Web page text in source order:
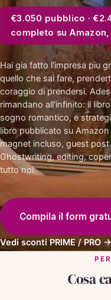
€3.050 pubblico ·
completo su
Hai gia fatto l'impresa piu
quello che sai fare,
coraggio di prendersi.
rimandano all'infinito: il
sogno romantico, e
libro pubblicato su
magnet incluso, guest
Ghostwriting, editing,
tutto noi.
Compila il form
Vedi sconti PRIME / PRO →
Cosa